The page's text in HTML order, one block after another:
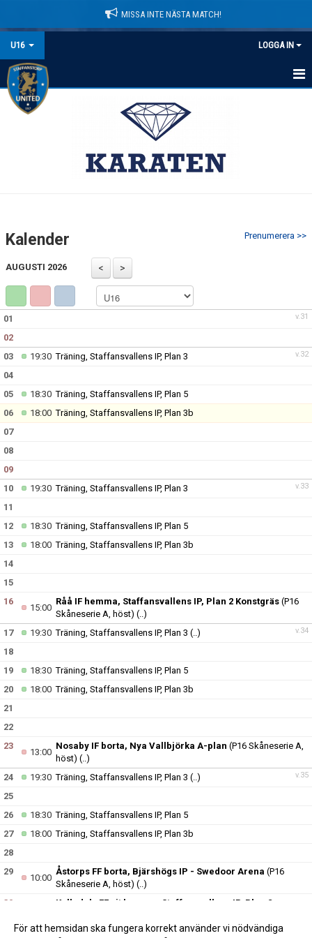
MISSA INTE NÄSTA MATCH!
U16 LOGGA IN
HEM
Prenumerera >>
Kalender
AUGUSTI 2026
v.31
01
02
v.32
03 19:30Träning, Staffansvallens IP, Plan 3
04
05
18:30Träning, Staffansvallens IP, Plan 5
06
18:00Träning, Staffansvallens IP, Plan 3b
07
08
09
v.33
10 19:30Träning, Staffansvallens IP, Plan 3
11
12
18:30Träning, Staffansvallens IP, Plan 5
13
18:00Träning, Staffansvallens IP, Plan 3b
14
15
16
15:00
Råå IF hemma, Staffansvallens IP, Plan 2 Konstgräs (P16
Skåneserie A, höst) (..)
v.34
17 19:30Träning, Staffansvallens IP, Plan 3 (..)
18
19
18:30Träning, Staffansvallens IP, Plan 5
20
18:00Träning, Staffansvallens IP, Plan 3b
21
22
23
13:00
Nosaby IF borta, Nya Vallbjörka A-plan (P16 Skåneserie A,
höst) (..)
v.35
24 19:30Träning, Staffansvallens IP, Plan 3 (..)
25
26
18:30Träning, Staffansvallens IP, Plan 5
27
18:00Träning, Staffansvallens IP, Plan 3b
28
29
10:00
Åstorps FF borta, Bjärshögs IP - Swedoor Arena (P16
Skåneserie A, höst) (..)
30
Kulladals FF vit hemma, Staffansvallens IP, Plan 2
19:30Träning, Staffansvallens IP, Plan 3 (..)
För att hemsidan ska fungera korrekt använder vi nödvändiga